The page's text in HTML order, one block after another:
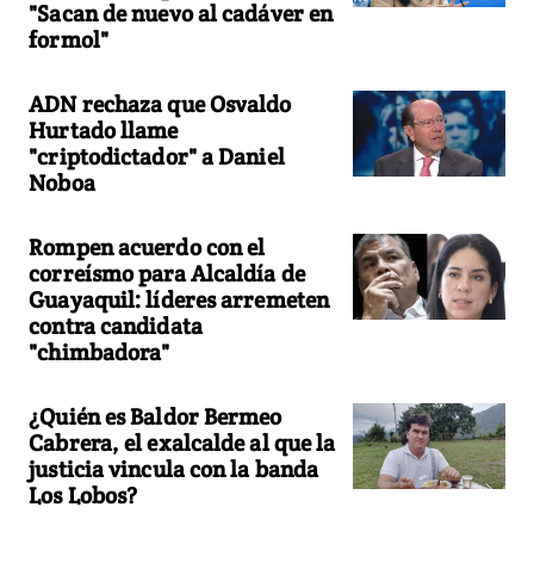
"Sacan de nuevo al cadáver en
formol"
ADN rechaza que Osvaldo
Hurtado llame
"criptodictador" a Daniel
Noboa
Rompen acuerdo con el
correísmo para Alcaldía de
Guayaquil: líderes arremeten
contra candidata
"chimbadora"
¿Quién es Baldor Bermeo
Cabrera, el exalcalde al que la
justicia vincula con la banda
Los Lobos?